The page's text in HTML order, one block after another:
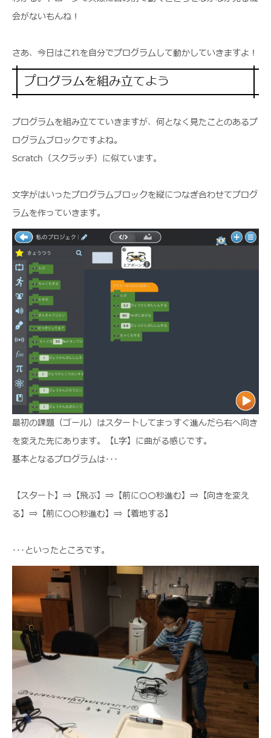
会がないもんね！
さあ、今日はこれを自分でプログラムして動かしていきますよ！
プログラムを組み立てよう
プログラムを組み立てていきますが、何となく見たことのあるプ
ログラムブロックですよね。
Scratch（スクラッチ）に似ています。
文字がはいったプログラムブロックを縦につなぎ合わせてプログ
ラムを作っていきます。
最初の課題（ゴール）はスタートしてまっすぐ進んだら右へ向き
を変えた先にあります。【L字】に曲がる感じです。
基本となるプログラムは･･･
【スタート】⇒【飛ぶ】⇒【前に〇〇秒進む】⇒【向きを変え
る】⇒【前に〇〇秒進む】⇒【着地する】
･･･といったところです。